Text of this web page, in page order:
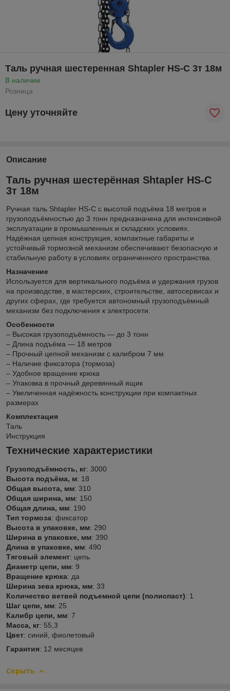
Таль ручная шестеренная Shtapler HS-C 3т 18м
В наличии
Розница
Цену уточняйте
Описание
Таль ручная шестерённая Shtapler HS-C
3т 18м
Ручная таль Shtapler HS-C с высотой подъёма 18 метров и
грузоподъёмностью до 3 тонн предназначена для интенсивной
эксплуатации в промышленных и складских условиях.
Надёжная цепная конструкция, компактные габариты и
устойчивый тормозной механизм обеспечивают безопасную и
стабильную работу в условиях ограниченного пространства.
Назначение
Используется для вертикального подъёма и удержания грузов
на производстве, в мастерских, строительстве, автосервисах и
других сферах, где требуется автономный грузоподъёмный
механизм без подключения к электросети.
Особенности
– Высокая грузоподъёмность — до 3 тонн
– Длина подъёма — 18 метров
– Прочный цепной механизм с калибром 7 мм
– Наличие фиксатора (тормоза)
– Удобное вращение крюка
– Упаковка в прочный деревянный ящик
– Увеличенная надёжность конструкции при компактных
размерах
Комплектация
Таль
Инструкция
Технические характеристики
Грузоподъёмность, кг: 3000
Высота подъёма, м: 18
Общая высота, мм: 310
Общая ширина, мм: 150
Общая длина, мм: 190
Тип тормоза: фиксатор
Высота в упаковке, мм: 290
Ширина в упаковке, мм: 390
Длина в упаковке, мм: 490
Тяговый элемент: цепь
Диаметр цепи, мм: 9
Вращение крюка: да
Ширина зева крюка, мм: 33
Количество ветвей подъемной цепи (полиспаст): 1
Шаг цепи, мм: 25
Калибр цепи, мм: 7
Масса, кг: 55,3
Цвет: синий, фиолетовый
Гарантия: 12 месяцев
Скрыть